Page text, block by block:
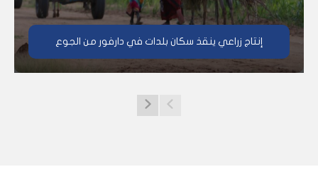
إنتاج زراعي ينقذ سكان بلدات في دارفور من الجوع